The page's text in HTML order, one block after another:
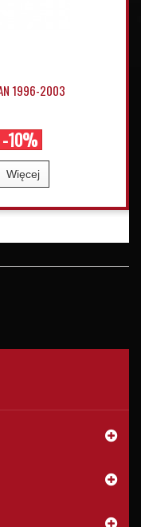
1996-2003
-10%
Więcej